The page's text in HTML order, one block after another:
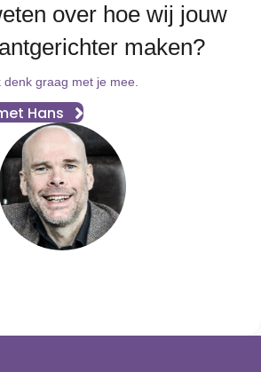
over hoe wij jouw
maken?
graag met je mee.
Hans